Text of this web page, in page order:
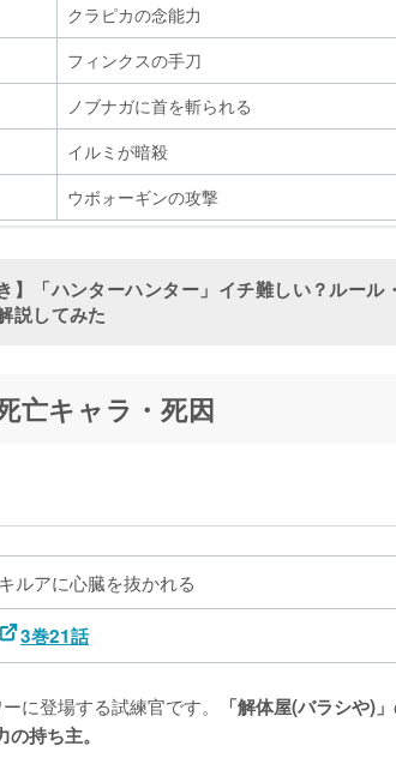
クラピカの念能力
フィンクスの手刀
ノブナガに首を斬られる
イルミが暗殺
ウボォーギンの攻撃
ボマーの念
タ組・ヤビビ組・ハンゼ組など)
ボマーの念
ネフェルピトーの攻撃
「貧者の薔薇」の毒
「貧者の薔薇」の毒
メルエムが腹を突き破った
女王の捕食
ギョガンの銃撃
モラウの念能力
フェイタンの念能力
メルエムが惨殺
キルアに首を落とされる
ノブの攻撃
ゴンとカイトの攻撃
アルカの能力により死亡
ーペ)
ヒソカの攻撃
クロロから能力が消えて死が
タフディーに暗殺される
無数の手に捕らわれて死亡
】「ハンターハンター」イチ難しい？ルール
説してみた
亡キャラ・死因
キルアに心臓を抜かれる
3巻21話
に登場する試練官です。
「解体屋(バラシや)
持ち主。